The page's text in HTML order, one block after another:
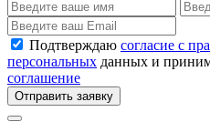
Подтверждаю согласие с
персональных данных и
соглашение
Отправить заявку